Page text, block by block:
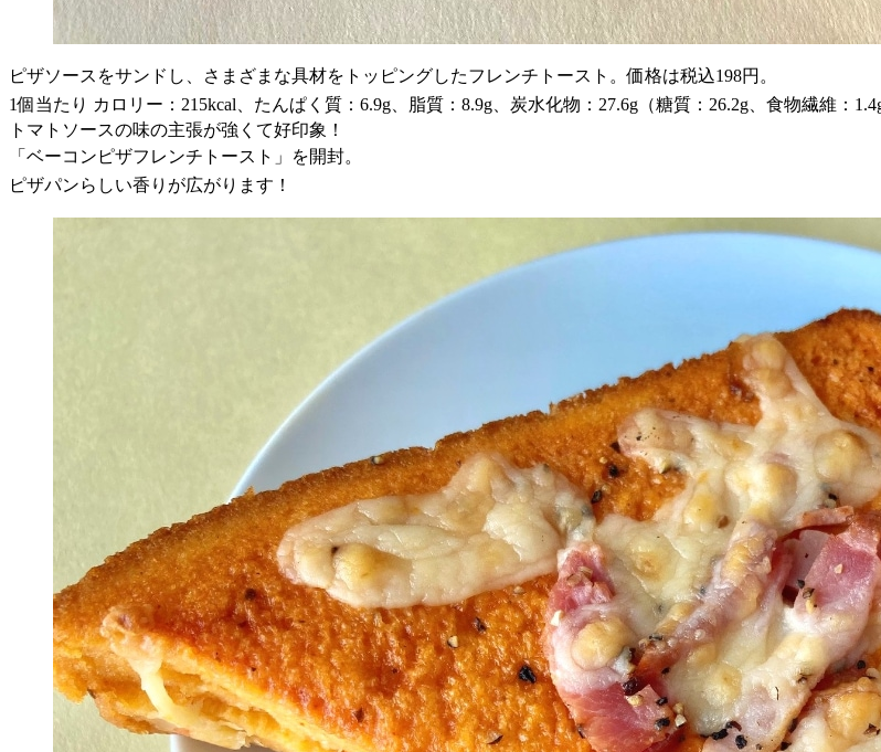
ピザソースをサンドし、さまざまな具材をトッピングしたフレンチトースト。価格は税込198円。
1個当たり カロリー：215kcal、たんぱく質：6.9g、脂質：8.9g、炭水化物：27.6g（糖質：26.2g、食物繊維：
トマトソースの味の主張が強くて好印象！
「ベーコンピザフレンチトースト」を開封。
ピザパンらしい香りが広がります！